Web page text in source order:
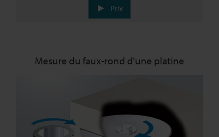
Prix
Mesure du faux-rond d'une platine